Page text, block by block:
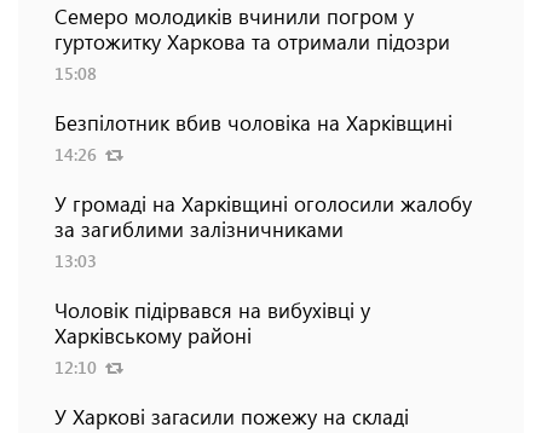
Семеро молодиків вчинили погром у
гуртожитку Харкова та отримали підозри
15:08
Безпілотник вбив чоловіка на Харківщині
14:26
У громаді на Харківщині оголосили жалобу
за загиблими залізничниками
13:03
Чоловік підірвався на вибухівці у
Харківському районі
12:10
У Харкові загасили пожежу на складі